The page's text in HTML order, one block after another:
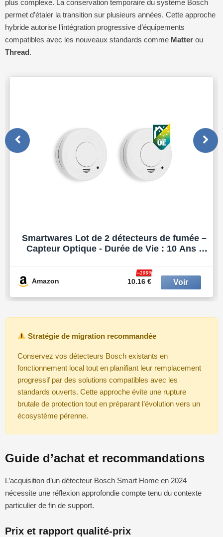
plus complexe. La conservation temporaire du système Bosch
permet d’étaler la transition sur plusieurs années. Cette approche
hybride autorise l’intégration progressive d’équipements
compatibles avec les nouveaux standards comme Matter ou
Thread.
Smartwares Lot de 2 détecteurs de fumée –
Capteur Optique - Durée de Vie : 10 Ans -
Amazon 10.16 €
--100%
Stratégie de migration recommandée
Conservez vos détecteurs Bosch existants en
fonctionnement local tout en planifiant leur remplacement
progressif par des solutions compatibles avec les
standards ouverts. Cette approche évite une rupture
brutale de protection tout en préparant l’évolution vers un
écosystème pérenne.
Guide d’achat et recommandations
L’acquisition d’un détecteur Bosch Smart Home en 2024
nécessite une réflexion approfondie compte tenu du contexte
particulier de fin de support.
Prix et rapport qualité-prix